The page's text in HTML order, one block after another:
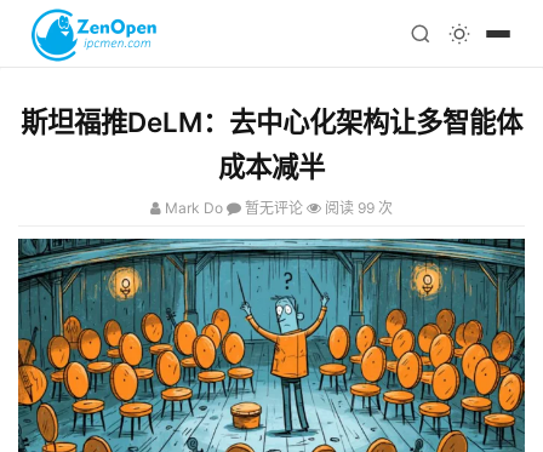
科技
心理
注册
斯坦福推DeLM：去中心化架构让多智能体
成本减半
Mark Do 暂无评论 阅读 99 次